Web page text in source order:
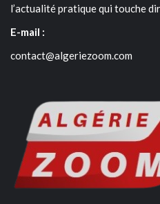
l’actualité pratique qui touche
E-mail :
contact@algeriezoom.com